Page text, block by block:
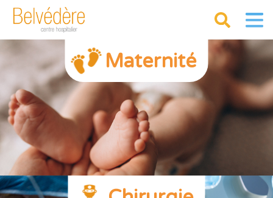
Maternité